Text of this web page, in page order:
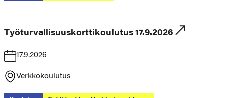
Työturvallisuuskorttikoulutus 17.9.2026
17.9.2026
Verkkokoulutus